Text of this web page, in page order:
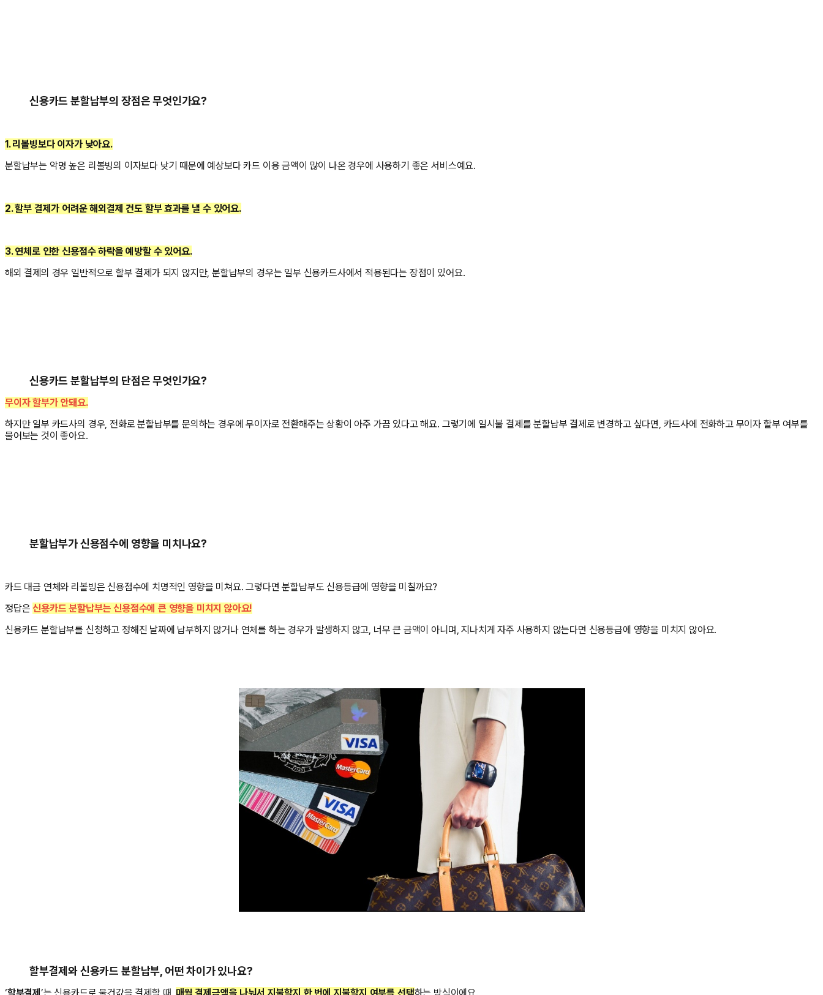
신용카드 분할납부의 장점은 무엇인가요?
1. 리볼빙보다 이자가 낮아요.
분할납부는 악명 높은 리볼빙의 이자보다 낮기 때문에 예상보다 카드 이용 금액이 많이 나온 경우에 사용하기 좋은 서비스예요.
2. 할부 결제가 어려운 해외결제 건도 할부 효과를 낼 수 있어요.
3. 연체로 인한 신용점수 하락을 예방할 수 있어요.
해외 결제의 경우 일반적으로 할부 결제가 되지 않지만, 분할납부의 경우는 일부 신용카드사에서 적용된다는 장점이 있어요.
신용카드 분할납부의 단점은 무엇인가요?
무이자 할부가 안돼요.
하지만 일부 카드사의 경우, 전화로 분할납부를 문의하는 경우에 무이자로 전환해주는 상황이 아주 가끔 있다고 해요. 그렇기에 일시불 결제를 분할납부 결제로 변경하고 싶다면, 카드사에 전화하고 무이자 할부 여부를
물어보는 것이 좋아요.
분할납부가 신용점수에 영향을 미치나요?
카드 대금 연체와 리볼빙은 신용점수에 치명적인 영향을 미쳐요. 그렇다면 분할납부도 신용등급에 영향을 미칠까요?
정답은신용카드 분할납부는 신용점수에 큰 영향을 미치지 않아요!
신용카드 분할납부를 신청하고 정해진 날짜에 납부하지 않거나 연체를 하는 경우가 발생하지 않고, 너무 큰 금액이 아니며, 지나치게 자주 사용하지 않는다면 신용등급에 영향을 미치지 않아요.
할부결제와 신용카드 분할납부, 어떤 차이가 있나요?